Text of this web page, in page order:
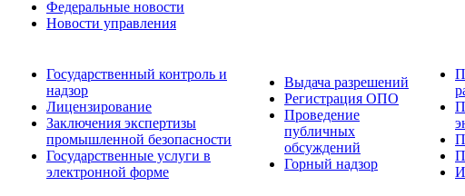
Федеральные новости
Новости управления
Государственный контроль и
надзор
Лицензирование
Заключения экспертизы
промышленной безопасности
Государственные услуги в
электронной форме
Выдача разрешений
Регистрация ОПО
Проведение
публичных
обсуждений
Горный надзор